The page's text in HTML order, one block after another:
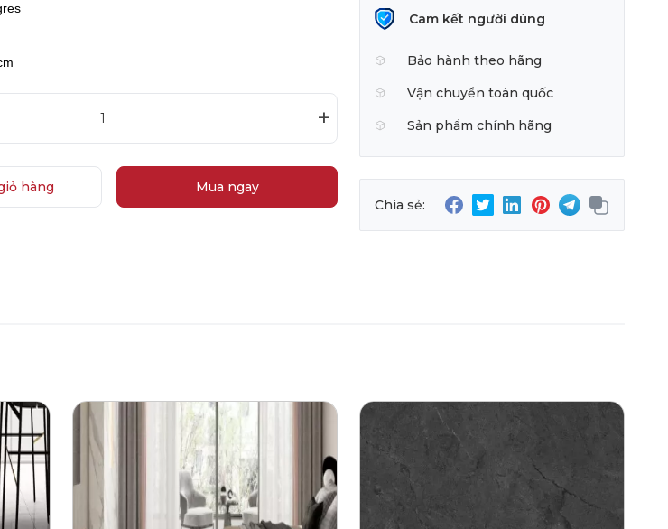
+
hàng Mua ngay
Cam kết người dùng
Bảo hành theo hãng
Vận chuyển toàn quốc
Sản phẩm chính hãng
Chia sẻ: